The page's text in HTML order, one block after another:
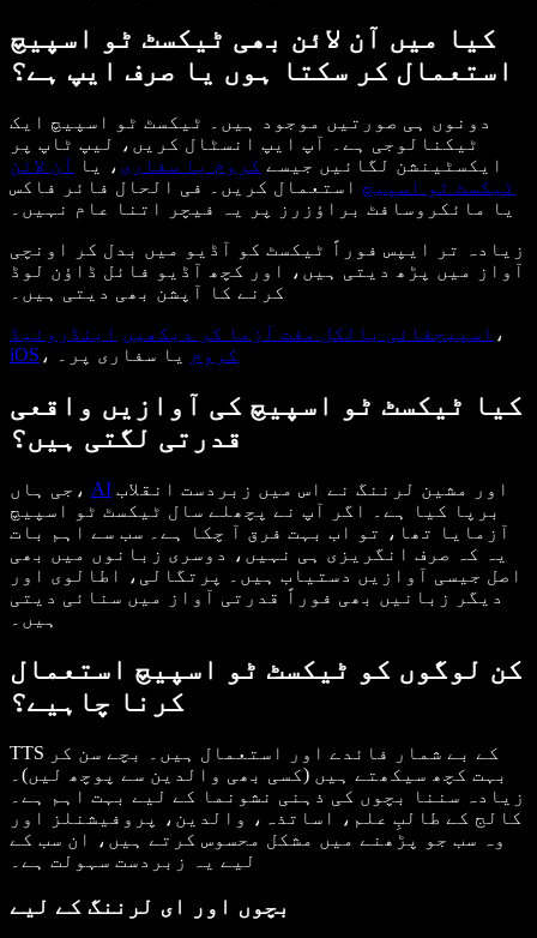
کیا میں آن لائن بھی ٹیکسٹ ٹو اسپیچ
استعمال کر سکتا ہوں یا صرف ایپ ہے؟
دونوں ہی صورتیں موجود ہیں۔ ٹیکسٹ ٹو اسپیچ ایک
ٹیکنالوجی ہے۔ آپ ایپ انسٹال کریں، لیپ ٹاپ پر
ایکسٹینشن لگائیں جیسے کروم یا سفاری ، یا
آن لائن
ٹیکسٹ ٹو اسپیچ استعمال کریں۔ فی الحال فائر فاکس
یا مائکروسافٹ براؤزرز پر یہ فیچر اتنا عام نہیں۔
زیادہ تر ایپس فوراً ٹیکسٹ کو آڈیو میں بدل کر اونچی
آواز میں پڑھ دیتی ہیں، اور کچھ آڈیو فائل ڈاؤن لوڈ
کرنے کا آپشن بھی دیتی ہیں۔
اسپیچفائی بالکل مفت آزما کر دیکھیں اینڈروئیڈ
،
iOS ، کروم یا سفاری پر۔
کیا ٹیکسٹ ٹو اسپیچ کی آوازیں واقعی
قدرتی لگتی ہیں؟
جی ہاں، AI
برپا کیا ہے۔ اگر آپ نے پچھلے سال ٹیکسٹ ٹو اسپیچ
آزمایا تھا، تو اب بہت فرق آ چکا ہے۔ سب سے اہم بات
یہ کہ صرف انگریزی ہی نہیں، دوسری زبانوں میں بھی
اصل جیسی آوازیں دستیاب ہیں۔ پرتگالی، اطالوی اور
دیگر زبانیں بھی فوراً قدرتی آواز میں سنائی دیتی
ہیں۔
کن لوگوں کو ٹیکسٹ ٹو اسپیچ استعمال
کرنا چاہیے؟
TTS کے بے شمار فائدے اور استعمال ہیں۔ بچے سن کر
بہت کچھ سیکھتے ہیں (کسی بھی والدین سے پوچھ لیں)۔
زیادہ سننا بچوں کی ذہنی نشونما کے لیے بہت اہم ہے۔
کالج کے طالبِ علم، اساتذہ، والدین، پروفیشنلز اور
وہ سب جو پڑھنے میں مشکل محسوس کرتے ہیں، ان سب کے
لیے یہ زبردست سہولت ہے۔
بچوں اور ای لرننگ کے لیے